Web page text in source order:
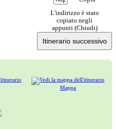
L'indirizzo è stato
copiato negli
appunti (Chiudi)
Itinerario successivo
Mappa